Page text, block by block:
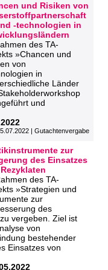
und Risiken von
-technologien in
des TA-
»Chancen und
von
in
Länder
und
| Gutachtenvergabe
zur
des Einsatzes
des TA-
»Strategien und
zur
des
vergeben. Ziel ist
von
bestehender
Einsatzes von